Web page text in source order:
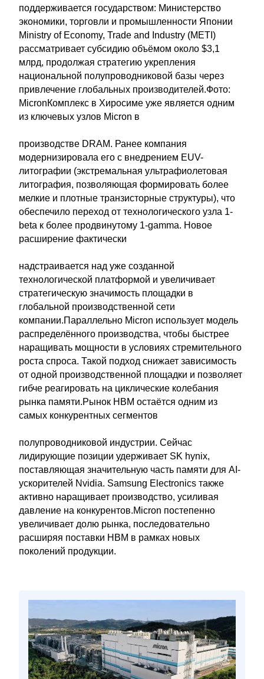
поддерживается государством: Министерство
экономики, торговли и промышленности Японии
Ministry of Economy, Trade and Industry (METI)
рассматривает субсидию объёмом около $3,1
млрд, продолжая стратегию укрепления
национальной полупроводниковой базы через
привлечение глобальных производителей.Фото:
MicronКомплекс в Хиросиме уже является одним
из ключевых узлов Micron в
производстве DRAM. Ранее компания
модернизировала его с внедрением EUV-
литографии (экстремальная ультрафиолетовая
литография, позволяющая формировать более
мелкие и плотные транзисторные структуры), что
обеспечило переход от технологического узла 1-
beta к более продвинутому 1-gamma. Новое
расширение фактически
надстраивается над уже созданной
технологической платформой и увеличивает
стратегическую значимость площадки в
глобальной производственной сети
компании.Параллельно Micron использует модель
распределённого производства, чтобы быстрее
наращивать мощности в условиях стремительного
роста спроса. Такой подход снижает зависимость
от одной производственной площадки и позволяет
гибче реагировать на циклические колебания
рынка памяти.Рынок HBM остаётся одним из
самых конкурентных сегментов
полупроводниковой индустрии. Сейчас
лидирующие позиции удерживает SK hynix,
поставляющая значительную часть памяти для AI-
ускорителей Nvidia. Samsung Electronics также
активно наращивает производство, усиливая
давление на конкурентов.Micron постепенно
увеличивает долю рынка, последовательно
расширяя поставки HBM в рамках новых
поколений продукции.